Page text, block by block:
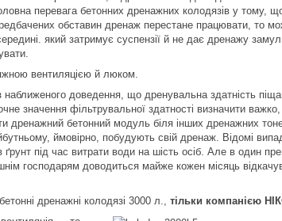
перевага бетонних дренажних колодязів у тому,
обставин дренаж перестане працювати, то
який затримує суспензії й не дає дренажу
вентиляцією й люком.
доведення, що дренувальна здатність
значення фільтрувальної здатності визначити
бетонний модуль біля інших дренажних
ймовірно, побудують свій дренаж. Відомі
під час витрати води на шість осіб. Але в один
господарям доводиться майже кожен місяць
дренажні колодязі 3000 л., тільки компанією